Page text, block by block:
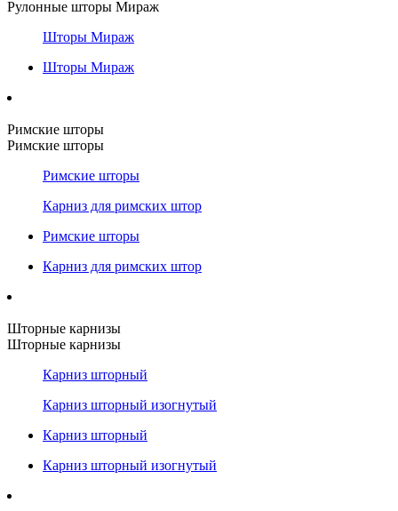
Рулонные шторы Мираж
Шторы Мираж
Шторы Мираж
Римские шторы
Римские шторы
Римские шторы
Карниз для римских штор
Римские шторы
Карниз для римских штор
Шторные карнизы
Шторные карнизы
Карниз шторный
Карниз шторный изогнутый
Карниз шторный
Карниз шторный изогнутый